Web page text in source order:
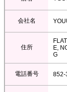
会社名
住所
E,
G
電話番号 852-